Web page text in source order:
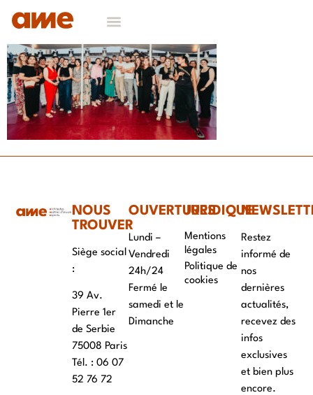
NOUS
TROUVER
Siège social
:
39 Av.
Pierre 1er
de Serbie
75008 Paris
Tél. : ‭06 07
52 76 72
OUVERTURES
Lundi –
Vendredi
24h/24
Fermé le
samedi et le
Dimanche
JURIDIQUE
Mentions
légales
Politique de
cookies
Restez
informé de
nos
dernières
actualités,
recevez des
infos
exclusives
et bien plus
encore.